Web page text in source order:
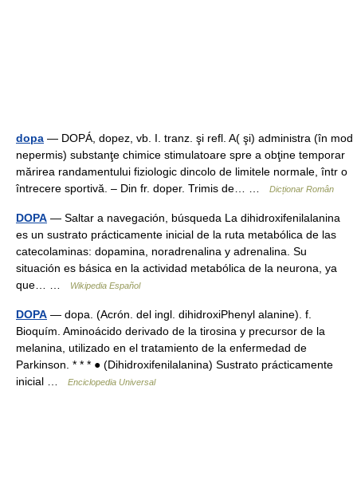
dopa — DOPÁ, dopez, vb. I. tranz. şi refl. A( şi) administra (în mod
nepermis) substanţe chimice stimulatoare spre a obţine temporar
mărirea randamentului fiziologic dincolo de limitele normale, într o
întrecere sportivă. – Din fr. doper. Trimis de… …
Dicționar Român
DOPA — Saltar a navegación, búsqueda La dihidroxifenilalanina
es un sustrato prácticamente inicial de la ruta metabólica de las
catecolaminas: dopamina, noradrenalina y adrenalina. Su
situación es básica en la actividad metabólica de la neurona, ya
que… …
Wikipedia Español
DOPA — dopa. (Acrón. del ingl. dihidroxiPhenyl alanine). f.
Bioquím. Aminoácido derivado de la tirosina y precursor de la
melanina, utilizado en el tratamiento de la enfermedad de
Parkinson. * * * ● (Dihidroxifenilalanina) Sustrato prácticamente
inicial …
Enciclopedia Universal